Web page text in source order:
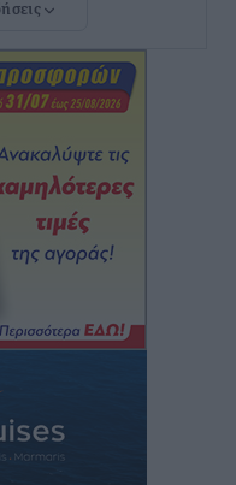
– Ισχυρά
στον αέρα» τους
στις Ένοπλες
– Πάνω από